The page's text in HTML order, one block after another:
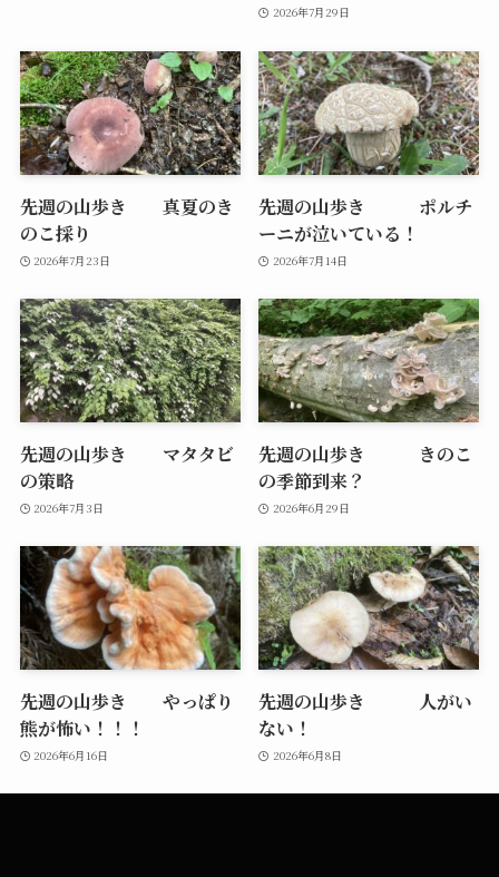
2026年7月29日
先週の山歩き 真夏のき
のこ採り
2026年7月23日
先週の山歩き ポルチ
ーニが泣いている！
2026年7月14日
先週の山歩き マタタビ
の策略
2026年7月3日
先週の山歩き きのこ
の季節到来？
2026年6月29日
先週の山歩き やっぱり
熊が怖い！！！
2026年6月16日
先週の山歩き 人がい
ない！
2026年6月8日